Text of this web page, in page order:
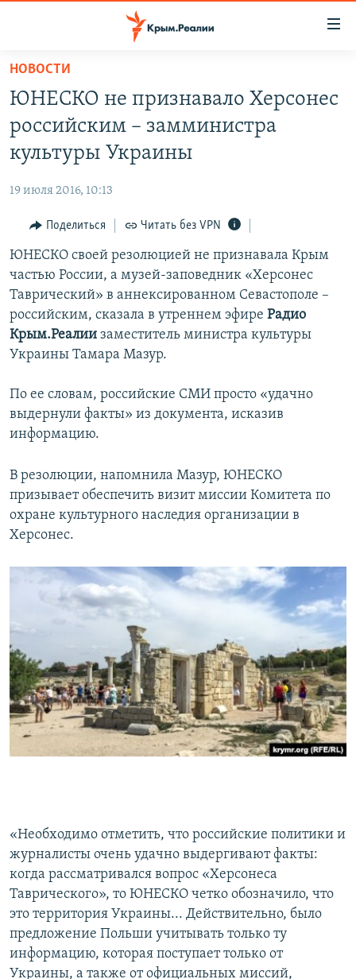
Вернуться
основному
содержанию
Вернутся
главной
Вернутся
поиску
11 ЛЕТ ОККУПАЦИИ КРЫМА. 11 ИСТОРИЙ СОПРОТИВЛЕНИЯ
ВОДА
ЕЩЕ
ИНТЕРАКТИВ
ИНФОГРАФИКА
ТЕЛЕПРОЕКТ КРЫМ.РЕАЛИИ
СОВЕТЫ ПРАВОЗАЩИТНИКОВ
ПРОПАВШИЕ БЕЗ ВЕСТИ
КРЫМ.НЕПОКОРЕННЫЙ
ELIFBE
РАДІО СВОБОДА
КАК ОБОЙТИ БЛОКИРОВКУ
Українською
Qırımtatar
Все сайты RFE/RL
НОВОСТИ
ЮНЕСКО не признавало Херсонес
российским – замминистра
культуры Украины
19 июля 2016, 10:13
Поделиться Читать без VPN
ЮНЕСКО своей резолюцией не признавала Крым
частью России, а музей-заповедник «Херсонес
Таврический» в аннексированном Севастополе –
российским, сказала в утреннем эфире Радио
Крым.Реалии заместитель министра культуры
Украины Тамара Мазур.
По ее словам, российские СМИ просто «удачно
выдернули факты» из документа, исказив
информацию.
В резолюции, напомнила Мазур, ЮНЕСКО
призывает обеспечить визит миссии Комитета по
охране культурного наследия организации в
Херсонес.
«Необходимо отметить, что российские политики и
журналисты очень удачно выдергивают факты:
когда рассматривался вопрос «Херсонеса
Таврического», то ЮНЕСКО четко обозначило, что
это территория Украины... Действительно, было
предложение Польши учитывать только ту
информацию, которая поступает только от
Украины, а также от официальных миссий,